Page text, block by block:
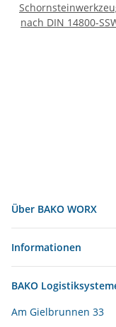
nach DIN 14800-
Über BAKO WORX
Informationen
BAKO
Am Gielbrunnen 33